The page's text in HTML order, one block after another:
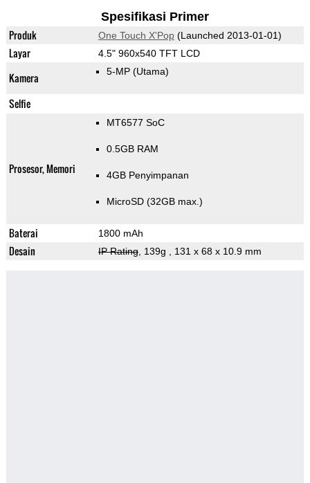
Spesifikasi Primer
Produk One Touch X'Pop(Launched 2013-01-01)
Layar 4.5" 960x540 TFT LCD
Kamera 5-MP (Utama)
Selfie
Prosesor, Memori
MT6577 SoC
0.5GB RAM
4GB Penyimpanan
MicroSD (32GB max.)
Baterai 1800 mAh
Desain IP Rating, 139g , 131 x 68 x 10.9 mm